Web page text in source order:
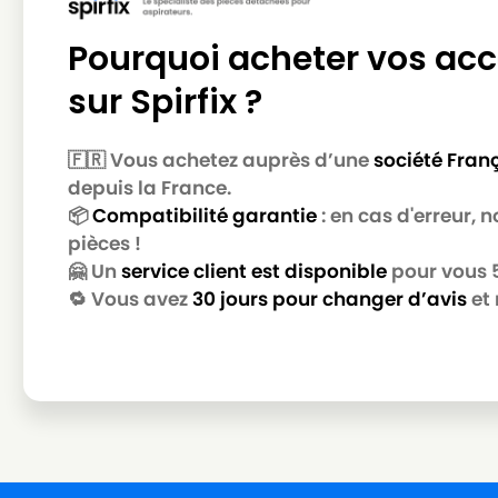
BOSCH
BOSCH
BOSCH BSA 000 KA à BSA 999 KA
BOSCH
BOSCH BSA 61000 à BSA 61922
BOSCH
BOSCH
BOSCH BSD 3081
BOSCH
BOSCH BSG 42000
BOSCH
BOSCH BSG 6….
BOSCH
BOSCH BSGL 2
Pourquoi acheter vos
sur Spirfix ?
🇫🇷 Vous achetez auprès d’unesociété
depuis la France.
📦Compatibilité garantie: en cas d'erreur,
pièces !
🤗 Un service client est disponible pour vous
🔁 Vous avez30 jours pour changer d’aviset